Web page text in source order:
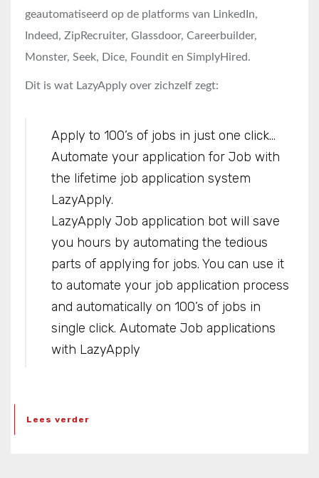
geautomatiseerd op de platforms van LinkedIn,
Indeed, ZipRecruiter, Glassdoor, Careerbuilder,
Monster, Seek, Dice, Foundit en SimplyHired.
Dit is wat LazyApply over zichzelf zegt:
Apply to 100’s of jobs in just one click…
Automate your application for Job with
the lifetime job application system
LazyApply.
LazyApply Job application bot will save
you hours by automating the tedious
parts of applying for jobs. You can use it
to automate your job application process
and automatically on 100’s of jobs in
single click. Automate Job applications
with LazyApply
Lees verder